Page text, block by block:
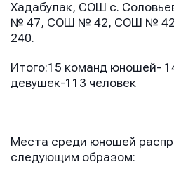
Хадабулак, СОШ с.
№ 47, СОШ № 42, СОШ №
240.
Итого:15 команд юношей-
девушек-113 человек
Места среди юношей
следующим образом: